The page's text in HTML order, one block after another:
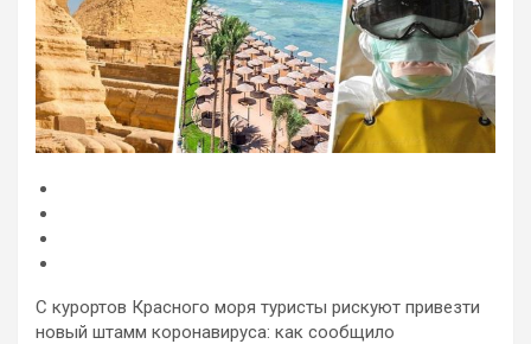
С курортов Красного моря туристы рискуют привезти
новый штамм коронавируса: как сообщило